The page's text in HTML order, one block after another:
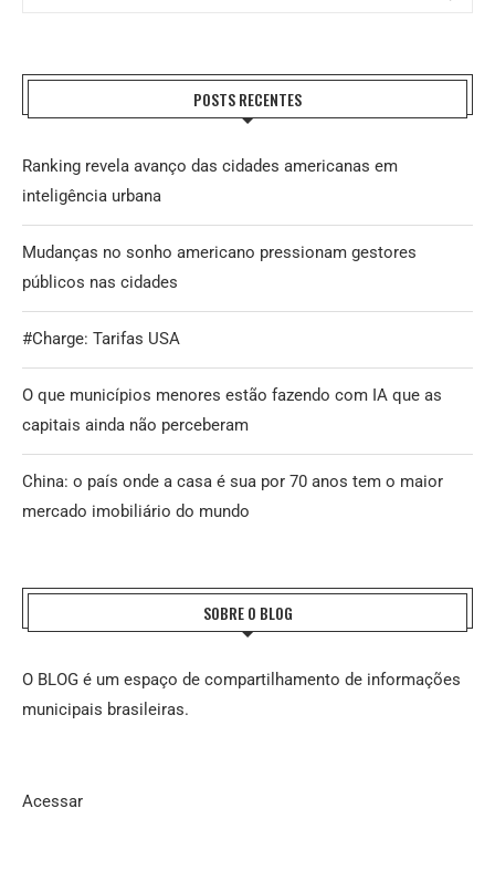
POSTS RECENTES
Ranking revela avanço das cidades americanas em
inteligência urbana
Mudanças no sonho americano pressionam gestores
públicos nas cidades
#Charge: Tarifas USA
O que municípios menores estão fazendo com IA que as
capitais ainda não perceberam
China: o país onde a casa é sua por 70 anos tem o maior
mercado imobiliário do mundo
SOBRE O BLOG
O BLOG é um espaço de compartilhamento de informações
municipais brasileiras.
Acessar